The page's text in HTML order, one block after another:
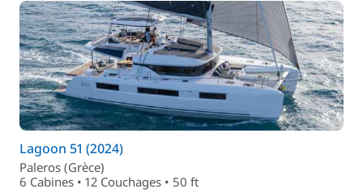
Lagoon 51 (2024)
Paleros (Grèce)
6 Cabines • 12 Couchages • 50 ft